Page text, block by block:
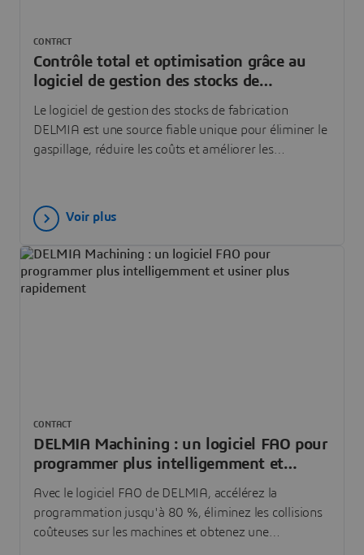
Contrôle total et optimisation grâce au
logiciel de gestion des stocks de
Le logiciel de gestion des stocks de fabrication
DELMIA est une source fiable unique pour éliminer le
gaspillage, réduire les coûts et améliorer les
CONTACT
Voir plus
DELMIA Machining : un logiciel FAO pour
programmer plus intelligemment et
Avec le logiciel FAO de DELMIA, accélérez la
programmation jusqu'à 80 %, éliminez les collisions
coûteuses sur les machines et obtenez une
CONTACT